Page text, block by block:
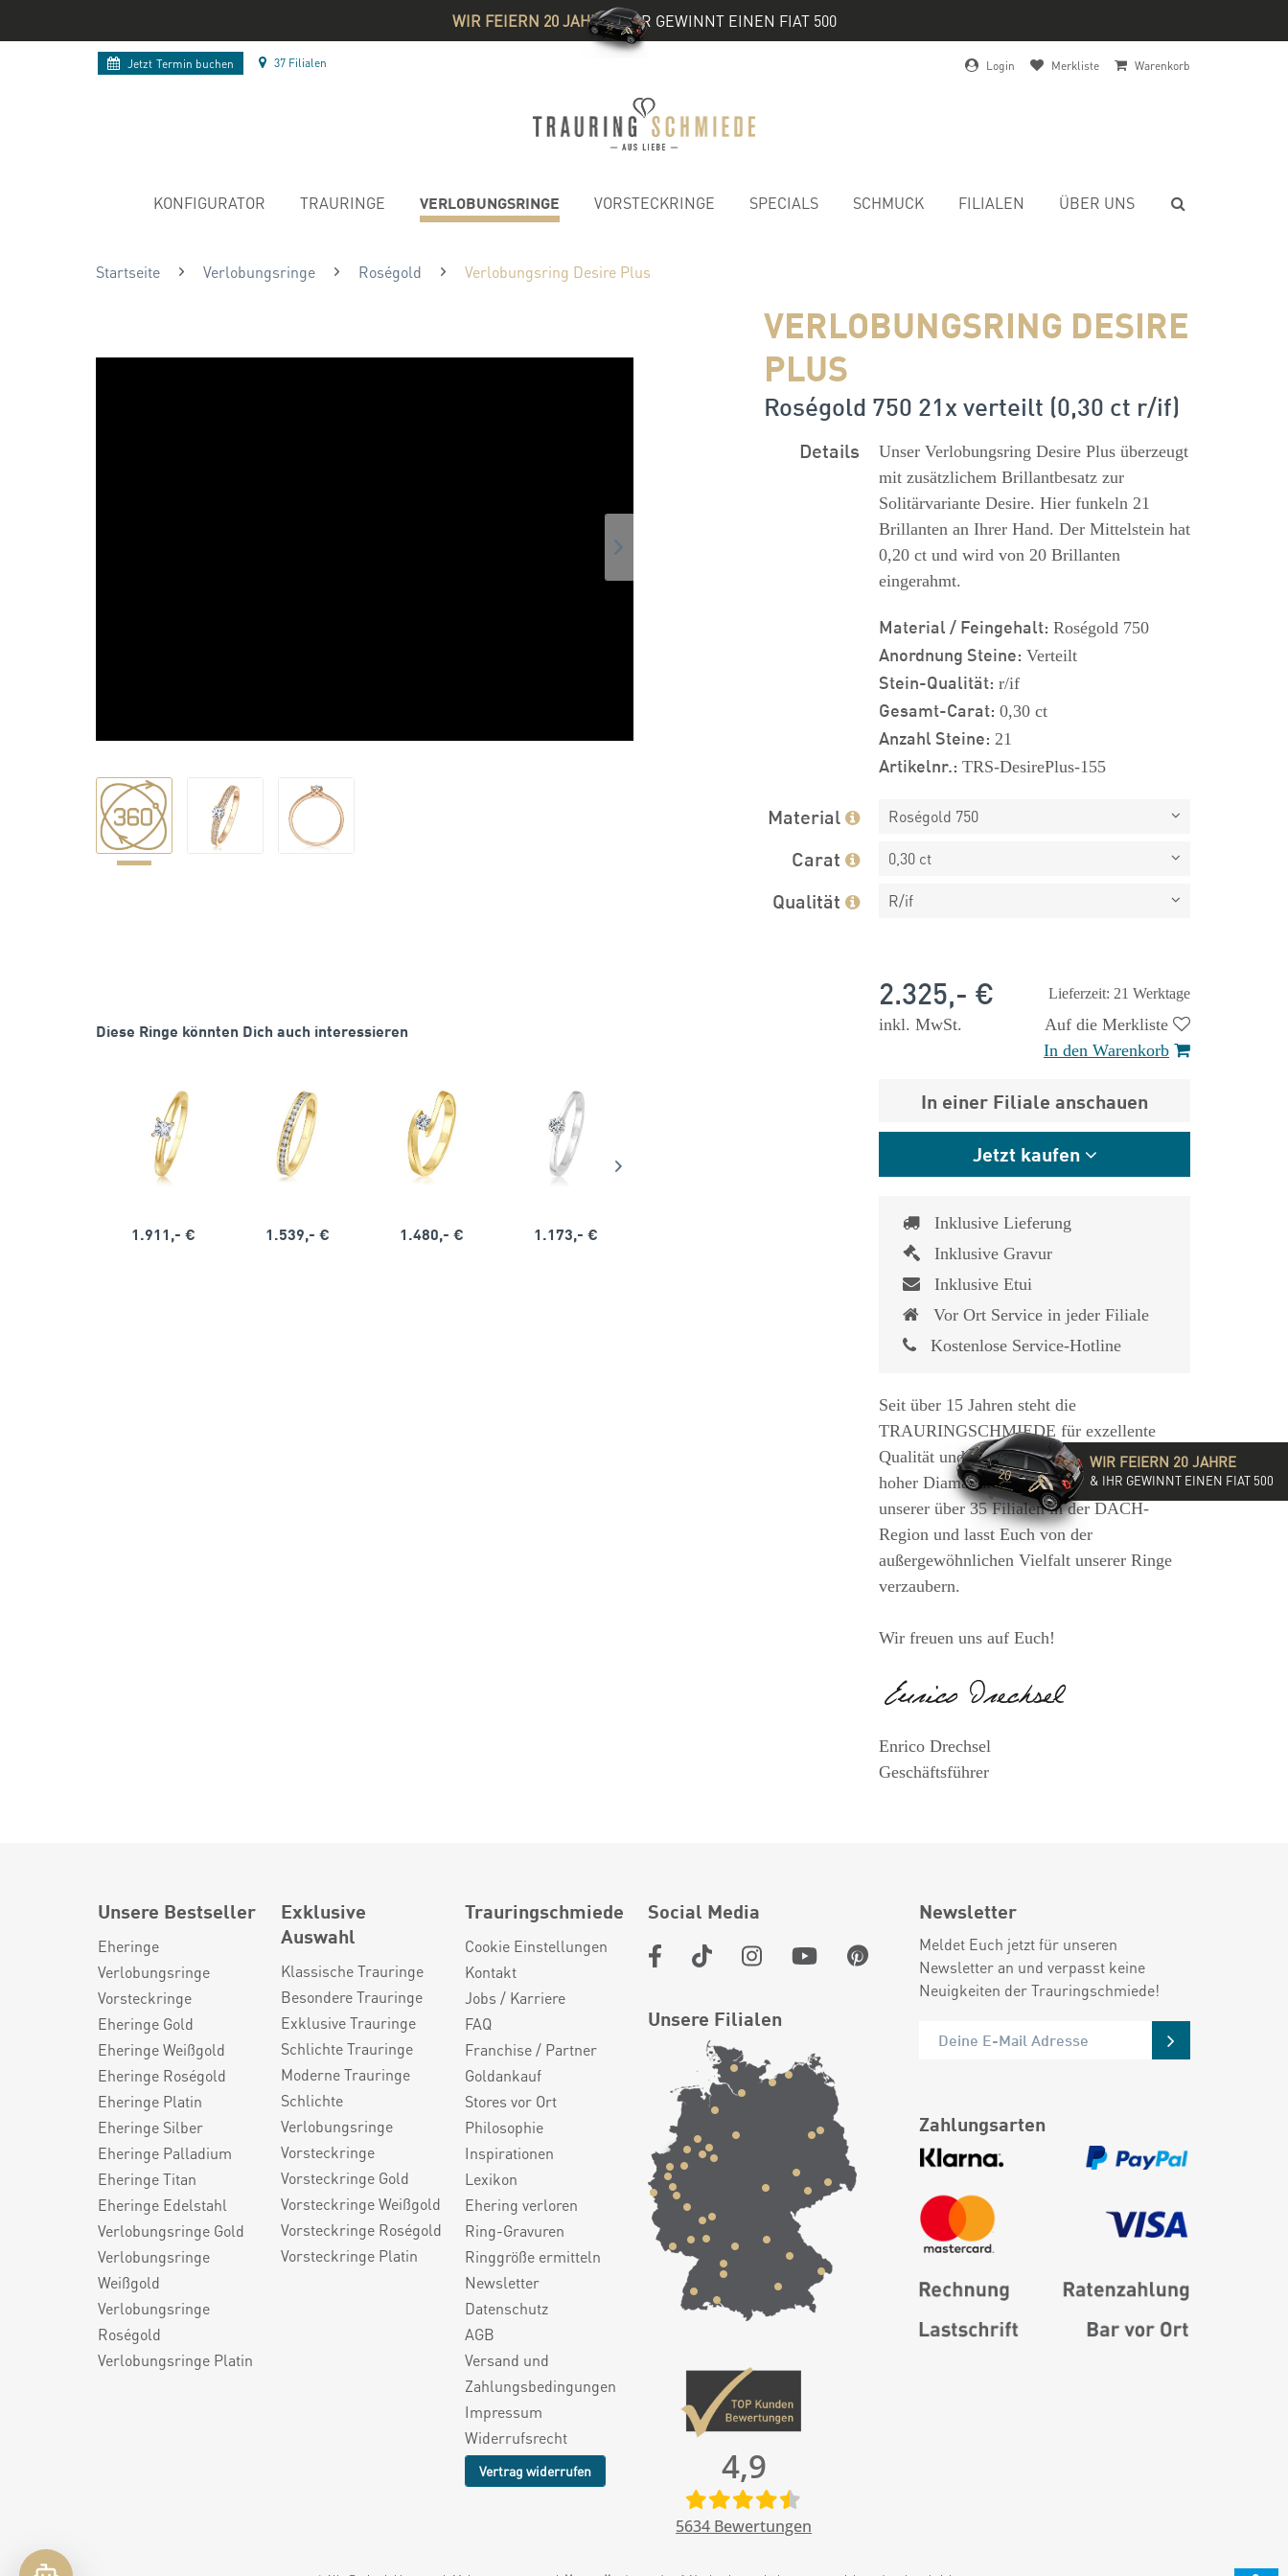
WIR FEIERN 20 JAHRE& IHR GEWINNT EINEN FIAT 500
Jetzt Termin buchen 37 Filialen Login Merkliste Warenkorb
KONFIGURATOR TRAURINGE VERLOBUNGSRINGE VORSTECKRINGE SPECIALS SCHMUCK FILIALEN ÜBER UNS
Startseite Verlobungsringe Roségold Verlobungsring Desire Plus
VERLOBUNGSRING DESIRE
PLUS
Roségold 750 21x verteilt (0,30 ct r/if)
Diese Ringe könnten Dich auch interessieren
1.911,- € 1.539,- € 1.480,- € 1.173,- € 1.825,- €
Details
Unser Verlobungsring Desire Plus überzeugt
mit zusätzlichem Brillantbesatz zur
Solitärvariante Desire. Hier funkeln 21
Brillanten an Ihrer Hand. Der Mittelstein hat
0,20 ct und wird von 20 Brillanten
eingerahmt.
Material / Feingehalt: Roségold 750
Anordnung Steine: Verteilt
Stein-Qualität: r/if
Gesamt-Carat: 0,30 ct
Anzahl Steine: 21
Artikelnr.: TRS-DesirePlus-155
Material Roségold 750
Carat 0,30 ct
Qualität R/if
Lieferzeit: 21 Werktage
2.325,- €
inkl. MwSt.
Auf die Merkliste
In den Warenkorb
In einer Filiale anschauen
Jetzt kaufen
Inklusive Lieferung
Inklusive Gravur
Inklusive Etui
Vor Ort Service in jeder Filiale
Kostenlose Service-Hotline
Seit über 15 Jahren steht die
TRAURINGSCHMIEDE für exzellente
Qualität und hochwertige Beratung mit
hoher Diamantkompetenz. Besucht eine
unserer über 35 Filialen in der DACH-
Region und lasst Euch von der
außergewöhnlichen Vielfalt unserer Ringe
verzaubern.
Wir freuen uns auf Euch!
Enrico Drechsel
Geschäftsführer
Unsere Bestseller
Eheringe
Verlobungsringe
Vorsteckringe
Eheringe Gold
Eheringe Weißgold
Eheringe Roségold
Eheringe Platin
Eheringe Silber
Eheringe Palladium
Eheringe Titan
Eheringe Edelstahl
Verlobungsringe Gold
Verlobungsringe
Weißgold
Verlobungsringe
Roségold
Verlobungsringe Platin
Exklusive
Auswahl
Klassische Trauringe
Besondere Trauringe
Exklusive Trauringe
Schlichte Trauringe
Moderne Trauringe
Schlichte
Verlobungsringe
Vorsteckringe
Vorsteckringe Gold
Vorsteckringe Weißgold
Vorsteckringe Roségold
Vorsteckringe Platin
Trauringschmiede
Cookie Einstellungen
Kontakt
Jobs / Karriere
FAQ
Franchise / Partner
Goldankauf
Stores vor Ort
Philosophie
Inspirationen
Lexikon
Ehering verloren
Ring-Gravuren
Ringgröße ermitteln
Newsletter
Datenschutz
AGB
Versand und
Zahlungsbedingungen
Impressum
Widerrufsrecht
Vertrag widerrufen
Social Media
Unsere Filialen
4,9
5634 Bewertungen
Newsletter
Meldet Euch jetzt für unseren
Newsletter an und verpasst keine
Neuigkeiten der Trauringschmiede!
Zahlungsarten
WIR FEIERN 20 JAHRE
& IHR GEWINNT EINEN FIAT 500